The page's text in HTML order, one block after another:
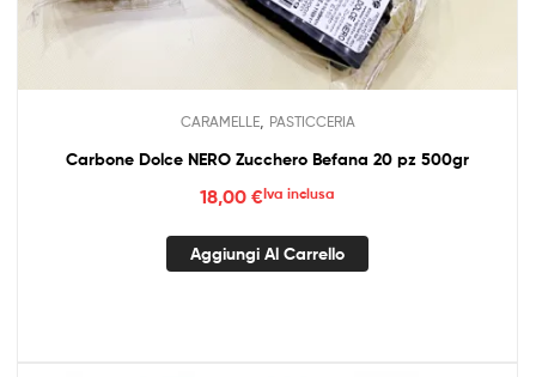
CARAMELLE, PASTICCERIA
Carbone Dolce NERO Zucchero Befana 20 pz 500gr
18,00 €Iva inclusa
Aggiungi Al Carrello